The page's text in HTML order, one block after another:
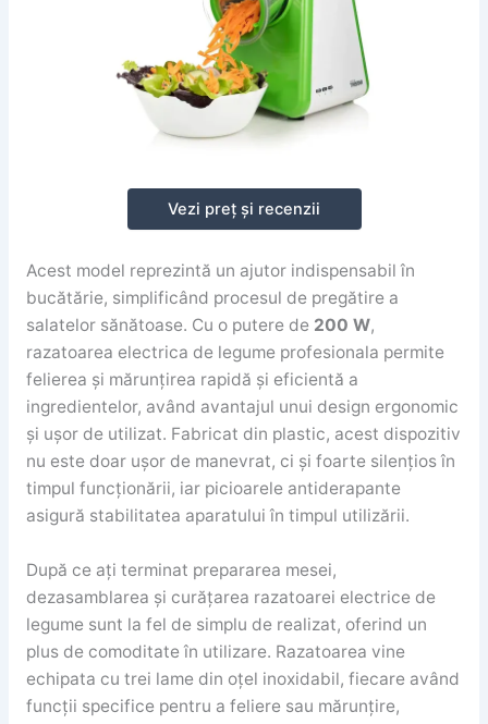
Vezi preț și recenzii
Acest model reprezintă un ajutor indispensabil în
bucătărie, simplificând procesul de pregătire a
salatelor sănătoase. Cu o putere de 200 W,
razatoarea electrica de legume profesionala permite
felierea și mărunțirea rapidă și eficientă a
ingredientelor, având avantajul unui design ergonomic
și ușor de utilizat. Fabricat din plastic, acest dispozitiv
nu este doar ușor de manevrat, ci și foarte silențios în
timpul funcționării, iar picioarele antiderapante
asigură stabilitatea aparatului în timpul utilizării.
După ce ați terminat prepararea mesei,
dezasamblarea și curățarea razatoarei electrice de
legume sunt la fel de simplu de realizat, oferind un
plus de comoditate în utilizare. Razatoarea vine
echipata cu trei lame din oțel inoxidabil, fiecare având
funcții specifice pentru a feliere sau mărunțire,